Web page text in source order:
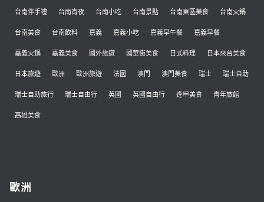
台南伴手禮 台南宵夜 台南小吃 台南景點 台南東區美食 台南火鍋
台南美食 台南飲料 嘉義 嘉義小吃 嘉義早午餐 嘉義早餐
嘉義火鍋 嘉義美食 國外旅遊 國華街美食 日式料理 日本來台美食
日本旅遊 歐洲 歐洲旅遊 法國 澳門 澳門美食 瑞士 瑞士自助
瑞士自助旅行 瑞士自由行 英國 英國自由行 逢甲美食 青年旅館
高雄美食
歐洲